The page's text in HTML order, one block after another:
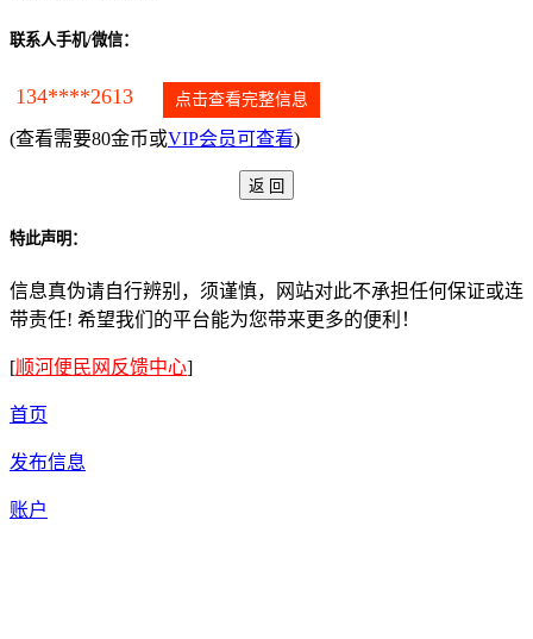
联系人手机/微信：
134****2613 点击查看完整信息
(查看需要80金币或VIP会员可查看)
特此声明：
信息真伪请自行辨别，须谨慎，网站对此不承担任何保证或连
带责任! 希望我们的平台能为您带来更多的便利！
[顺河便民网反馈中心]
首页
发布信息
账户